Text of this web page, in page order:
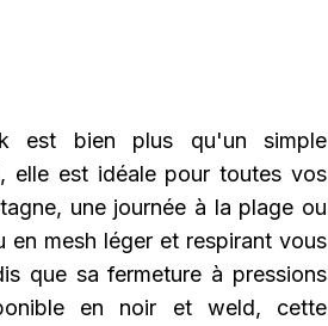
est bien plus qu'un simple
elle est idéale pour toutes vos
une journée à la plage ou
en mesh léger et respirant vous
que sa fermeture à pressions
en noir et weld, cette